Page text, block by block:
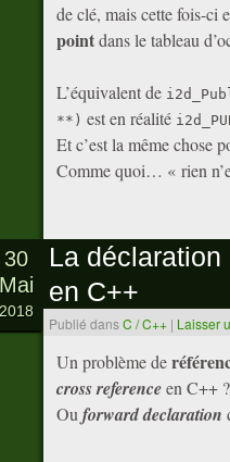
de clé, mais cette fois-ci
pointdans le tableau
L’équivalent de
**) est en réalité
Et c’est la même chose
Comme quoi… « rien
La déclaration
en C++
Publié dansC / C++ | Laisser
30
Mai
2018
Un problème de
cross referenceen C++
Ou forward declaration